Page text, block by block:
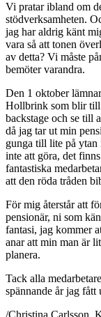
Vi pratar ibland om
stödverksamheten.
jag har aldrig känt
vara så att tonen
av detta? Vi måste
bemöter varandra.
Den 1 oktober
Hollbrink som blir
backstage och se till
då jag tar ut min
gunga till lite på ytan
inte att göra, det
fantastiska
att den röda tråden
För mig återstår att
pensionär, ni som
fantasi, jag kommer
anar att min man är
planera.
Tack alla
spännande år jag